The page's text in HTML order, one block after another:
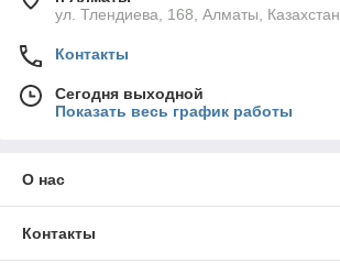
ул. Тлендиева, 168, Алматы, Казахстан
Контакты
Сегодня выходной
Показать весь график работы
О нас
Контакты